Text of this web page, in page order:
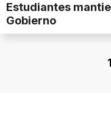
Estudiantes
Gobierno
1